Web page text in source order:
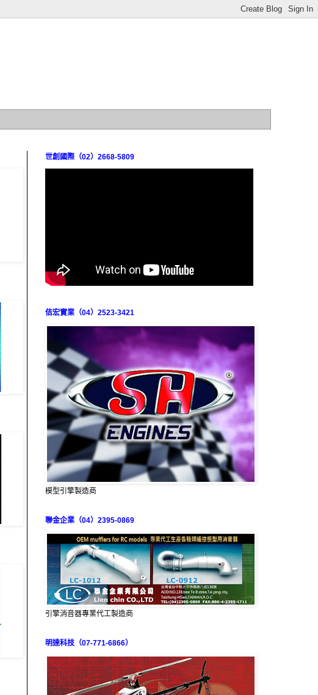
世創國際（02）2668-5809
佶宏實業（04）2523-3421
模型引擎製造商
聯金企業（04）2395-0869
引擎消音器專業代工製造商
明達科技（07-771-6866）